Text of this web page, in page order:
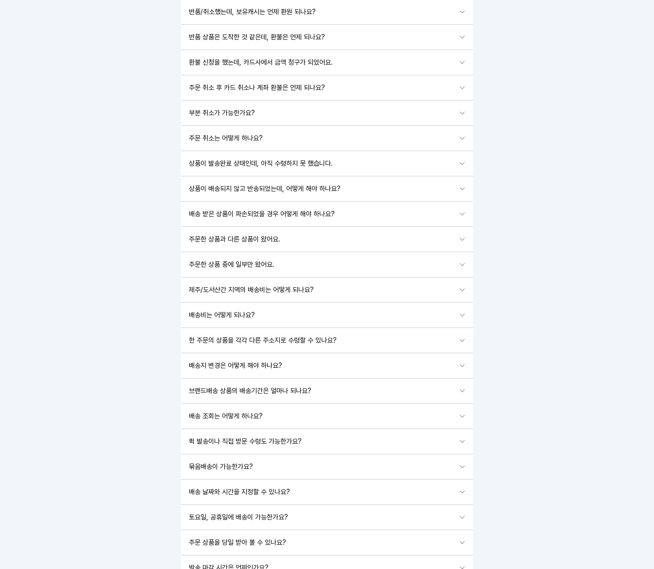
반품/취소했는데, 보유캐시는 언제 환원 되나요?
반품 상품은 도착한 것 같은데, 환불은 언제 되나요?
환불 신청을 했는데, 카드사에서 금액 청구가 되었어요.
주문 취소 후 카드 취소나 계좌 환불은 언제 되나요?
부분 취소가 가능한가요?
주문 취소는 어떻게 하나요?
상품이 발송완료 상태인데, 아직 수령하지 못 했습니다.
상품이 배송되지 않고 반송되었는데, 어떻게 해야 하나요?
배송 받은 상품이 파손되었을 경우 어떻게 해야 하나요?
주문한 상품과 다른 상품이 왔어요.
주문한 상품 중에 일부만 왔어요.
제주/도서산간 지역의 배송비는 어떻게 되나요?
배송비는 어떻게 되나요?
한 주문의 상품을 각각 다른 주소지로 수령할 수 있나요?
배송지 변경은 어떻게 해야 하나요?
브랜드배송 상품의 배송기간은 얼마나 되나요?
배송 조회는 어떻게 하나요?
퀵 발송이나 직접 방문 수령도 가능한가요?
묶음배송이 가능한가요?
배송 날짜와 시간을 지정할 수 있나요?
토요일, 공휴일에 배송이 가능한가요?
주문 상품을 당일 받아 볼 수 있나요?